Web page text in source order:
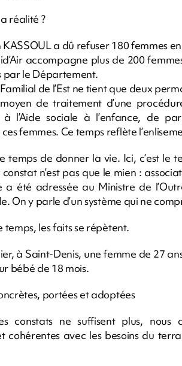
réalité ?
KASSOUL a dû refuser 180 femmes
accompagne plus de 200
par le Département.
de l’Est ne tient que deux
de traitement d’une
à l’Aide sociale à l’enfance, de
femmes. Ce temps reflète
temps de donner la vie. Ici, c’est le
constat n’est pas que le mien :
été adressée au Ministre de
On y parle d’un système qui ne
temps, les faits se répètent.
à Saint-Denis, une femme de 27
bébé de 18 mois.
portées et adoptées
constats ne suffisent plus, nous
cohérentes avec les besoins du